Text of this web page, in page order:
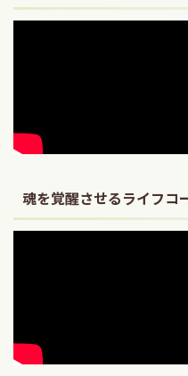
魂を覚醒させるライフコ